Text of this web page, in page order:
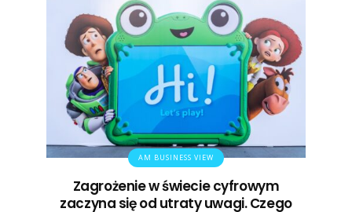
AM BUSINESS VIEW
Zagrożenie w świecie cyfrowym
zaczyna się od utraty uwagi. Czego